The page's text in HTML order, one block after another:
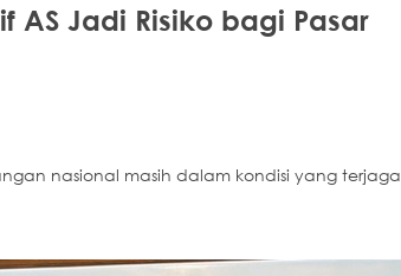
AS Jadi Risiko bagi Pasar
nasional masih dalam kondisi yang terjaga